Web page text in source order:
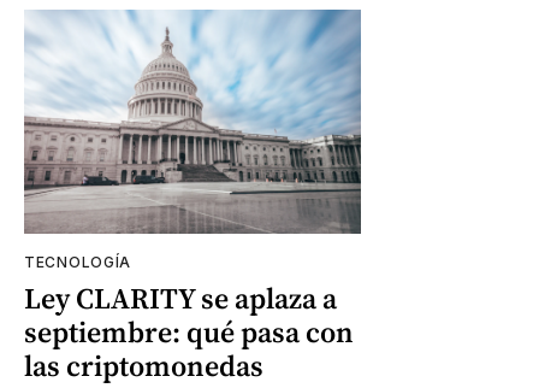
TECNOLOGÍA
Ley CLARITY se aplaza a
septiembre: qué pasa con
las criptomonedas